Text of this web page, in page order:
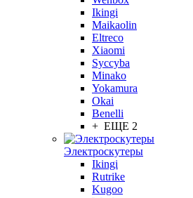
Ikingi
Maikaolin
Eltreco
Xiaomi
Syccyba
Minako
Yokamura
Okai
Benelli
+ ЕЩЕ 2
Электроскутеры
Ikingi
Rutrike
Kugoo